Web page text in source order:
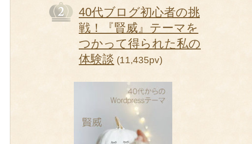
40代ブログ初心者の挑
戦！『賢威』テーマを
つかって得られた私の
体験談 (11,435pv)